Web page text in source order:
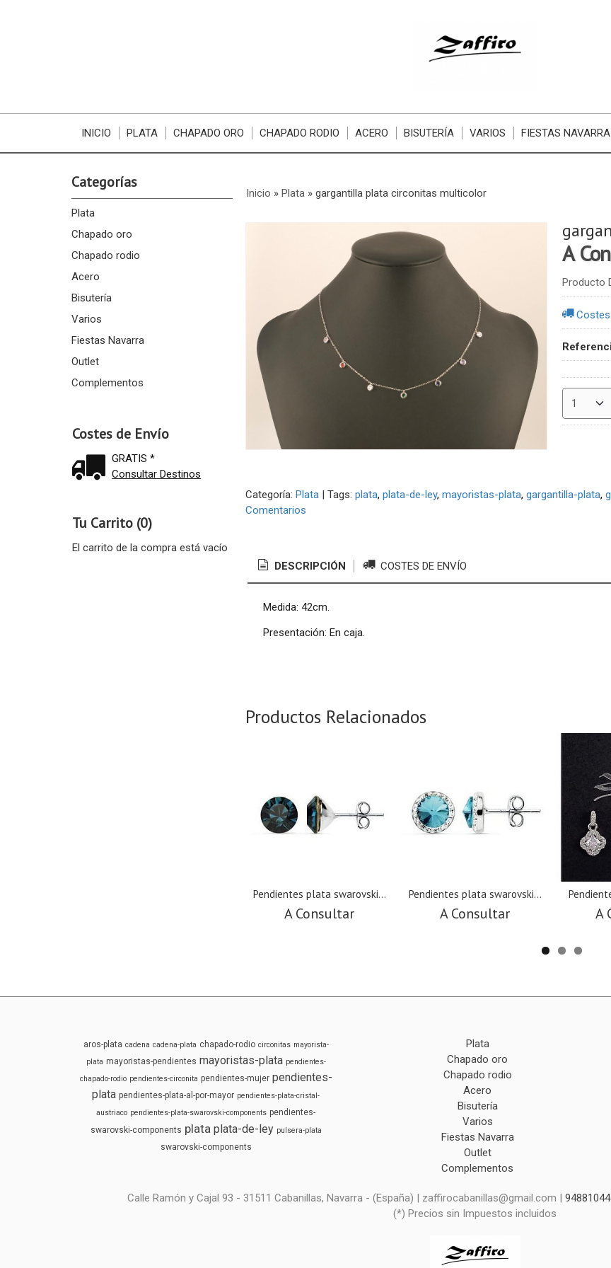
INICIO PLATA CHAPADO ORO CHAPADO RODIO ACERO BISUTERÍA VARIOS FIESTAS NAVARRA
Categorías
Plata
Chapado oro
Chapado rodio
Acero
Bisutería
Varios
Fiestas Navarra
Outlet
Complementos
Costes de Envío
GRATIS *
Consultar Destinos
Tu Carrito (0)
El carrito de la compra está vacío
Inicio » Plata» gargantilla plata circonitas multicolor
A
Producto
Categoría: Plata| Tags: plata plata-de-ley mayoristas-plata gargantilla-plata
Comentarios
DESCRIPCIÓN COSTES DE ENVÍO
Medida: 42cm.
Presentación: En caja.
Productos Relacionados
Pendientes plata swarovski...
A Consultar
Pendientes plata swarovski...
A Consultar A
aros-plata cadena cadena-plata chapado-rodio circonitas mayorista-
plata mayoristas-pendientes mayoristas-plata pendientes-
chapado-rodio pendientes-circonita pendientes-mujer pendientes-
plata pendientes-plata-al-por-mayor pendientes-plata-cristal-
austriaco pendientes-plata-swarovski-components pendientes-
swarovski-components plata plata-de-ley pulsera-plata
swarovski-components
Plata
Chapado oro
Chapado rodio
Acero
Bisutería
Varios
Fiestas Navarra
Outlet
Complementos
Calle Ramón y Cajal 93 - 31511 Cabanillas, Navarra - (España) | zaffirocabanillas@gmail.com |
(*) Precios sin Impuestos incluidos